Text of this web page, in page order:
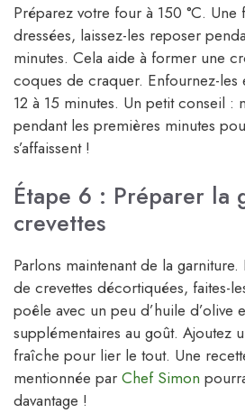
Préparez votre four à 150 °C. Une
dressées, laissez-les reposer
minutes. Cela aide à former une
coques de craquer. Enfournez-les
12 à 15 minutes. Un petit conseil :
pendant les premières minutes
s’affaissent !
Étape 6 : Préparer la
crevettes
Parlons maintenant de la
de crevettes décortiquées, faites-
poêle avec un peu d’huile d’olive
supplémentaires au goût. Ajoutez
fraîche pour lier le tout. Une
mentionnée par Chef Simon
davantage !